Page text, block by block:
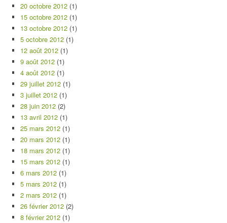
20 octobre 2012 (1)
15 octobre 2012 (1)
13 octobre 2012 (1)
5 octobre 2012 (1)
12 août 2012 (1)
9 août 2012 (1)
4 août 2012 (1)
29 juillet 2012 (1)
3 juillet 2012 (1)
28 juin 2012 (2)
13 avril 2012 (1)
25 mars 2012 (1)
20 mars 2012 (1)
18 mars 2012 (1)
15 mars 2012 (1)
6 mars 2012 (1)
5 mars 2012 (1)
2 mars 2012 (1)
26 février 2012 (2)
8 février 2012 (1)